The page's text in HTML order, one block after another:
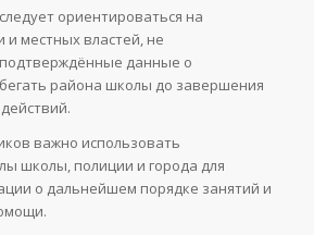
ориентироваться на
местных властей, не
данные о
района школы до завершения
важно использовать
школы, полиции и города для
о дальнейшем порядке занятий и